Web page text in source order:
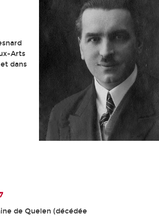
Arts
dans
de Quelen (décédée